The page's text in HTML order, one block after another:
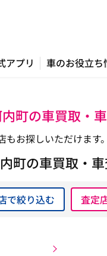
アプリ 車のお役立ち
町の車買取・
もお探しいただけます
町の車買取・
で絞り込む 査定